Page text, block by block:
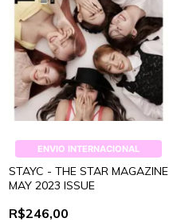
ENVIO INTERNACIONAL
STAYC - THE STAR MAGAZINE
MAY 2023 ISSUE
R$246,00